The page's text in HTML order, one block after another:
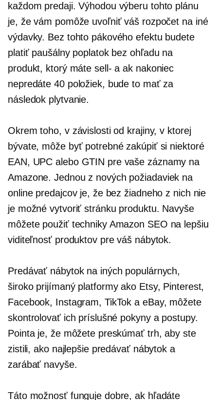
každom predaji. Výhodou výberu tohto plánu
je, že vám pomôže uvoľniť váš rozpočet na iné
výdavky. Bez tohto pákového efektu budete
platiť paušálny poplatok bez ohľadu na
produkt, ktorý máte sell- a ak nakoniec
nepredáte 40 položiek, bude to mať za
následok plytvanie.
Okrem toho, v závislosti od krajiny, v ktorej
bývate, môže byť potrebné zakúpiť si niektoré
EAN, UPC alebo GTIN pre vaše záznamy na
Amazone. Jednou z nových požiadaviek na
online predajcov je, že bez žiadneho z nich nie
je možné vytvoriť stránku produktu. Navyše
môžete použiť techniky Amazon SEO na lepšiu
viditeľnosť produktov pre váš nábytok.
Predávať nábytok na iných populárnych,
široko prijímanýplatformy ako Etsy, Pinterest,
Facebook, Instagram, TikTok a eBay, môžete
skontrolovať ich príslušné pokyny a postupy.
Pointa je, že môžete preskúmať trh, aby ste
zistili, ako najlepšie predávať nábytok a
zarábať navyše.
Táto možnosť funguje dobre, ak hľadáte